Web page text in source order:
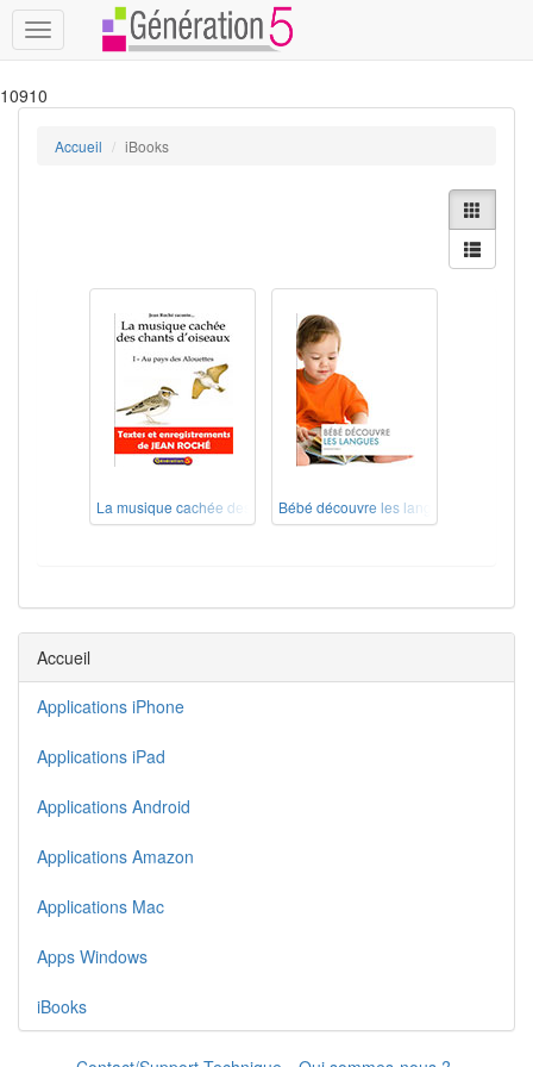
Toggle
navigation
10910
Accueil iBooks
La musique cachée des chants d'oiseaux – Au pays des Alouettes
Bébé découvre les langues (iBook)
Accueil
Applications iPhone
Applications iPad
Applications Android
Applications Amazon
Applications Mac
Apps Windows
iBooks